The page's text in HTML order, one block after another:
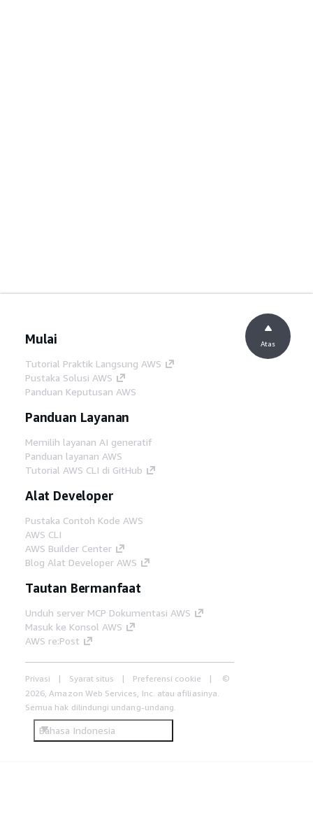
Mulai
Tutorial Praktik Langsung AWS
Pustaka Solusi AWS
Panduan Keputusan AWS
Panduan Layanan
Memilih layanan AI generatif
Panduan layanan AWS
Tutorial AWS CLI di GitHub
Alat Developer
Pustaka Contoh Kode AWS
AWS CLI
AWS Builder Center
Blog Alat Developer AWS
Tautan Bermanfaat
Unduh server MCP Dokumentasi AWS
Masuk ke Konsol AWS
AWS re:Post
Privasi Syarat situs Preferensi cookie
©
2026, Amazon Web Services, Inc. atau afiliasinya.
Semua hak dilindungi undang-undang.
Bahasa Indonesia
Atas